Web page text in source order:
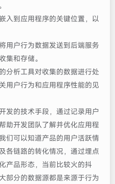
到应用程序的关键位置，以
户行为数据发送到后端服务
集和存储。
析工具对收集的数据进行处
用户行为和应用程序性能的见
的技术手段，通过记录用户
助开发团队了解并优化应用程
们可以知道产品的用户活跃情
各链路的转化情况，通过埋点
产品形态，当前比较火的抖
部分的数据源都是来源于行为